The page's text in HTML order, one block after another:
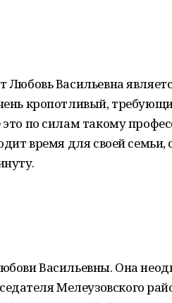
Васильевна
кропотливый,
по силам такому
время для своей
Васильевны. Она
Мелеузовского